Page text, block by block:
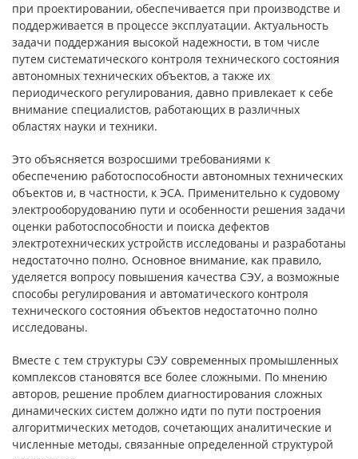
при проектировании, обеспечивается при производстве и
поддерживается в процессе эксплуатации. Актуальность
задачи поддержания высокой надежности, в том числе
путем систематического контроля технического состояния
автономных технических объектов, а также их
периодического регулирования, давно привлекает к себе
внимание специалистов, работающих в различных
областях науки и техники.
Это объясняется возросшими требованиями к
обеспечению работоспособности автономных технических
объектов и, в частности, к ЭСА. Применительно к судовому
электрооборудованию пути и особенности решения задачи
оценки работоспособности и поиска дефектов
электротехнических устройств исследованы и разработаны
недостаточно полно. Основное внимание, как правило,
уделяется вопросу повышения качества СЭУ, а возможные
способы регулирования и автоматического контроля
технического состояния объектов недостаточно полно
исследованы.
Вместе с тем структуры СЭУ современных промышленных
комплексов становятся все более сложными. По мнению
авторов, решение проблем диагностирования сложных
динамических систем должно идти по пути построения
алгоритмических методов, сочетающих аналитические и
численные методы, связанные определенной структурой